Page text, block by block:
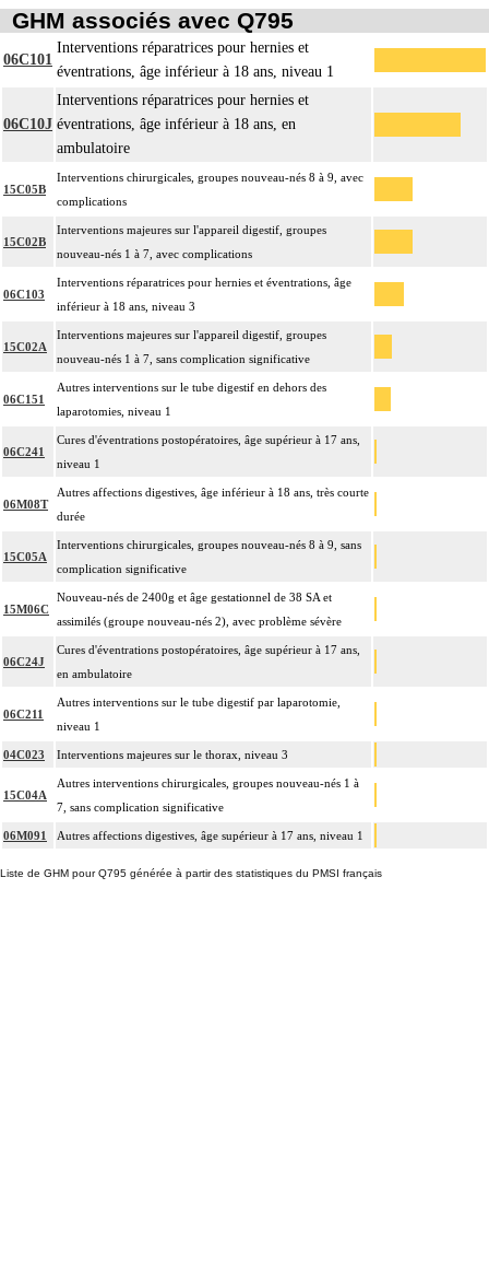
GHM associés avec Q795
06C101
Interventions réparatrices pour hernies et
éventrations, âge inférieur à 18 ans, niveau 1
06C10J
Interventions réparatrices pour hernies et
éventrations, âge inférieur à 18 ans, en
ambulatoire
15C05B
Interventions chirurgicales, groupes nouveau-nés 8 à 9, avec
complications
15C02B
Interventions majeures sur l'appareil digestif, groupes
nouveau-nés 1 à 7, avec complications
06C103
Interventions réparatrices pour hernies et éventrations, âge
inférieur à 18 ans, niveau 3
15C02A
Interventions majeures sur l'appareil digestif, groupes
nouveau-nés 1 à 7, sans complication significative
06C151
Autres interventions sur le tube digestif en dehors des
laparotomies, niveau 1
06C241
Cures d'éventrations postopératoires, âge supérieur à 17 ans,
niveau 1
06M08T
Autres affections digestives, âge inférieur à 18 ans, très courte
durée
15C05A
Interventions chirurgicales, groupes nouveau-nés 8 à 9, sans
complication significative
15M06C
Nouveau-nés de 2400g et âge gestationnel de 38 SA et
assimilés (groupe nouveau-nés 2), avec problème sévère
06C24J
Cures d'éventrations postopératoires, âge supérieur à 17 ans,
en ambulatoire
06C211
Autres interventions sur le tube digestif par laparotomie,
niveau 1
04C023 Interventions majeures sur le thorax, niveau 3
15C04A
Autres interventions chirurgicales, groupes nouveau-nés 1 à
7, sans complication significative
06M091 Autres affections digestives, âge supérieur à 17 ans, niveau 1
Liste de GHM pour Q795 générée à partir des statistiques du PMSI français